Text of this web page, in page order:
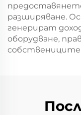
разширяване.
генерират
оборудване,